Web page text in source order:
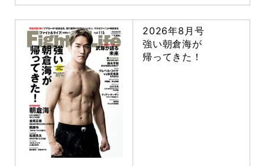
2026年8月号
強い朝倉海が
帰ってきた！